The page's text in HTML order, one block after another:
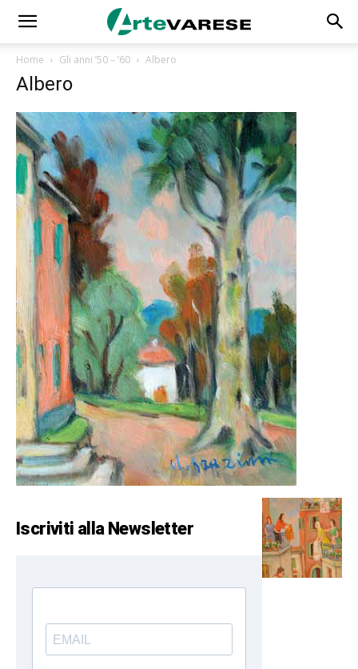
Home Gli anni ’50 – ’60 Albero
Albero
Iscriviti alla Newsletter